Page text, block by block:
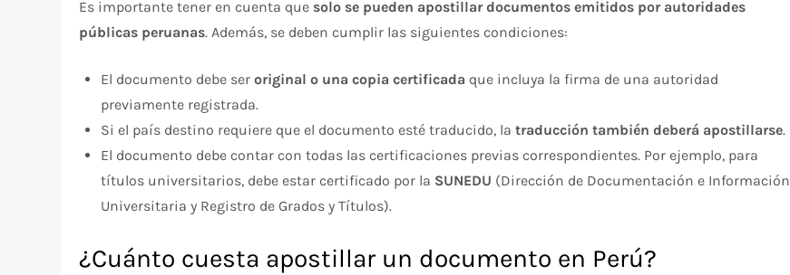
Es importante tener en cuenta que solo se pueden apostillar documentos emitidos por autoridades
públicas peruanas. Además, se deben cumplir las siguientes condiciones:
El documento debe seroriginal o una copia certificada que incluya la firma de una autoridad
previamente registrada.
Si el país destino requiere que el documento esté traducido, latraducción también deberá apostillarse.
El documento debe contar con todas las certificaciones previas correspondientes. Por ejemplo, para
títulos universitarios, debe estar certificado por la SUNEDU (Dirección de Documentación e Información
Universitaria y Registro de Grados y Títulos).
¿Cuánto cuesta apostillar un documento en Perú?